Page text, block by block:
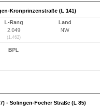
Kronprinzenstraße (L 141)
L-Rang
2.049
(1.462)
Land
NW
BPL
- Solingen-Focher Straße (L 85)